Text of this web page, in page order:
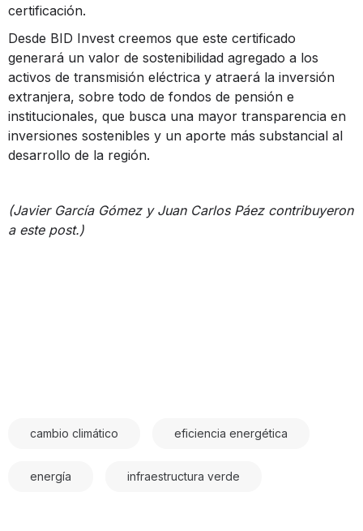
certificación.
Desde BID Invest creemos que este certificado
generará un valor de sostenibilidad agregado a los
activos de transmisión eléctrica y atraerá la inversión
extranjera, sobre todo de fondos de pensión e
institucionales, que busca una mayor transparencia en
inversiones sostenibles y un aporte más substancial al
desarrollo de la región.
(Javier García Gómez y Juan Carlos Páez contribuyeron
a este post.)
cambio climático eficiencia energética
energía infraestructura verde